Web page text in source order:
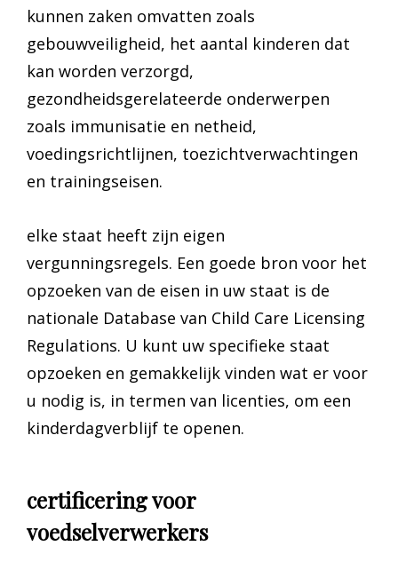
kunnen zaken omvatten zoals
gebouwveiligheid, het aantal kinderen dat
kan worden verzorgd,
gezondheidsgerelateerde onderwerpen
zoals immunisatie en netheid,
voedingsrichtlijnen, toezichtverwachtingen
en trainingseisen.
elke staat heeft zijn eigen
vergunningsregels. Een goede bron voor het
opzoeken van de eisen in uw staat is de
nationale Database van Child Care Licensing
Regulations. U kunt uw specifieke staat
opzoeken en gemakkelijk vinden wat er voor
u nodig is, in termen van licenties, om een
kinderdagverblijf te openen.
certificering voor
voedselverwerkers